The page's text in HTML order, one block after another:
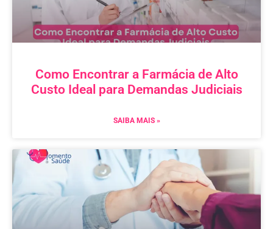
Como Encontrar a Farmácia de Alto
Custo Ideal para Demandas Judiciais
SAIBA MAIS »